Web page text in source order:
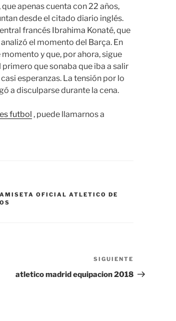
apenas cuenta con 22 años,
desde el citado diario inglés.
francés Ibrahima Konaté, que
el momento del Barça. En
y que, por ahora, sigue
primero que sonaba que iba a salir
esperanzas. La tensión por lo
a disculparse durante la cena.
futbol , puede llamarnos a
OFICIAL ATLETICO DE
entrada
SIGUIENTE
atletico madrid equipacion 2018